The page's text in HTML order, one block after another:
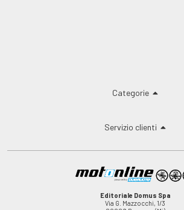
Categorie
Servizio clienti
Editoriale Domus Spa
Via G. Mazzocchi, 1/3